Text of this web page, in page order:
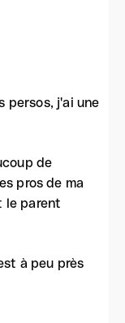
persos, j'ai une
de
pros de ma
le parent
à peu près